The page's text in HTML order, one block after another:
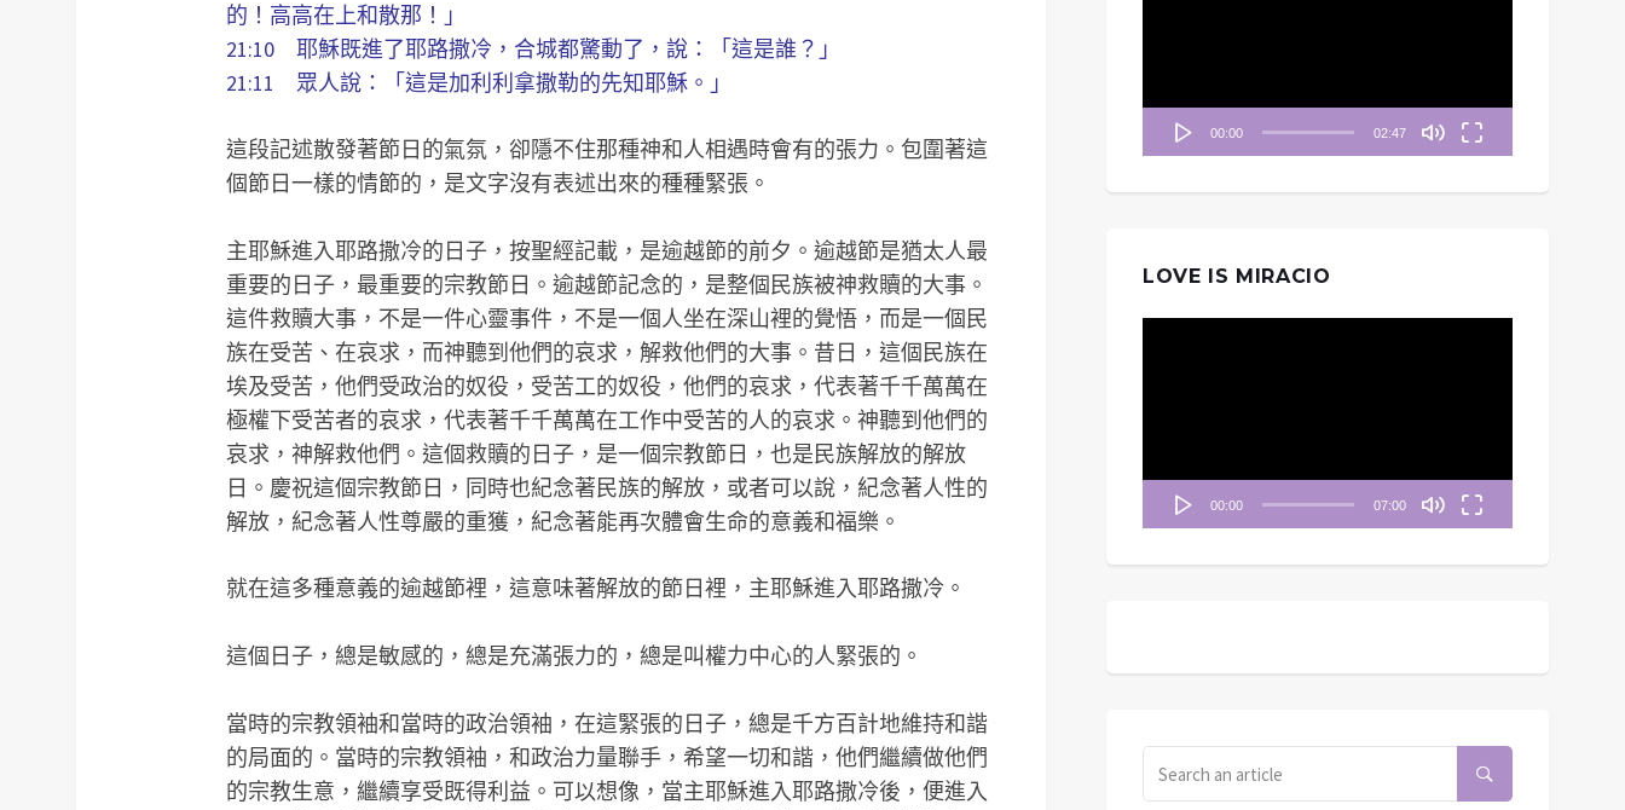
的！高高在上和散那！」
21:10 耶穌既進了耶路撒冷，合城都驚動了，說：「這是誰？」
21:11 眾人說：「這是加利利拿撒勒的先知耶穌。」
這段記述散發著節日的氣氛，卻隱不住那種神和人相遇時會有的張力。包圍著這
個節日一樣的情節的，是文字沒有表述出來的種種緊張。
主耶穌進入耶路撒冷的日子，按聖經記載，是逾越節的前夕。逾越節是猶太人最
重要的日子，最重要的宗教節日。逾越節記念的，是整個民族被神救贖的大事。
這件救贖大事，不是一件心靈事件，不是一個人坐在深山裡的覺悟，而是一個民
族在受苦、在哀求，而神聽到他們的哀求，解救他們的大事。昔日，這個民族在
埃及受苦，他們受政治的奴役，受苦工的奴役，他們的哀求，代表著千千萬萬在
極權下受苦者的哀求，代表著千千萬萬在工作中受苦的人的哀求。神聽到他們的
哀求，神解救他們。這個救贖的日子，是一個宗教節日，也是民族解放的解放
日。慶祝這個宗教節日，同時也紀念著民族的解放，或者可以說，紀念著人性的
解放，紀念著人性尊嚴的重獲，紀念著能再次體會生命的意義和福樂。
就在這多種意義的逾越節裡，這意味著解放的節日裡，主耶穌進入耶路撒冷。
這個日子，總是敏感的，總是充滿張力的，總是叫權力中心的人緊張的。
當時的宗教領袖和當時的政治領袖，在這緊張的日子，總是千方百計地維持和諧
的局面的。當時的宗教領袖，和政治力量聯手，希望一切和諧，他們繼續做他們
的宗教生意，繼續享受既得利益。可以想像，當主耶穌進入耶路撒冷後，便進入
00:00 02:47
LOVE IS MIRACIO
00:00 07:00